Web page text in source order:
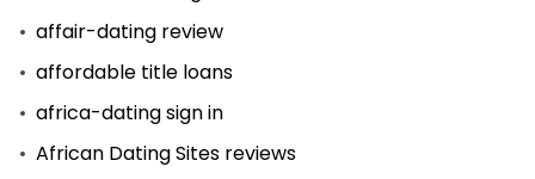
affair-dating review
affordable title loans
africa-dating sign in
African Dating Sites reviews